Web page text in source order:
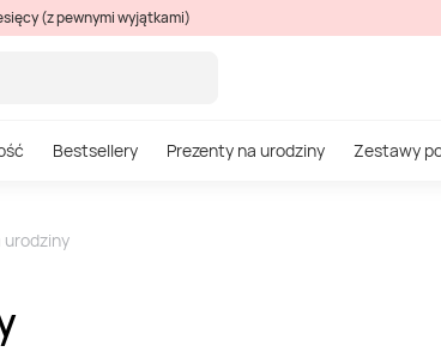
(z pewnymi wyjątkami)
Bestsellery Prezenty na urodziny Zestawy
urodziny